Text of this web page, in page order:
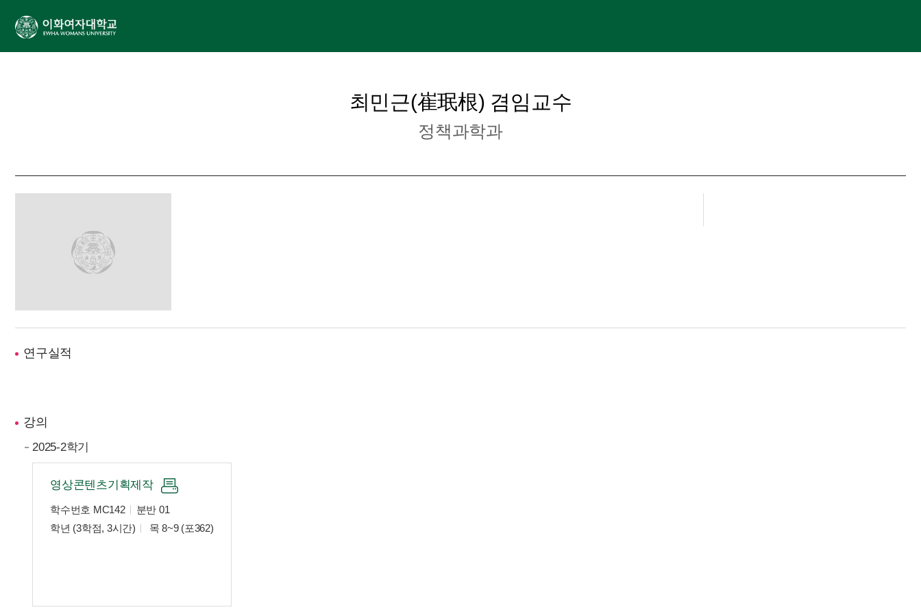
최민근(崔珉根) 겸임교수
정책과학과
연구실적
강의
2025-2학기
영상콘텐츠기획제작
학수번호 MC142
분반 01
학년 (3학점, 3시간)
목 8~9 (포362)